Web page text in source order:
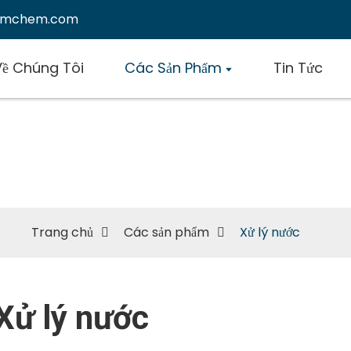
Chúng Tôi Các Sản Phẩm Tin Tức
Trang chủ Các sản phẩm Xử lý nước
lý nước